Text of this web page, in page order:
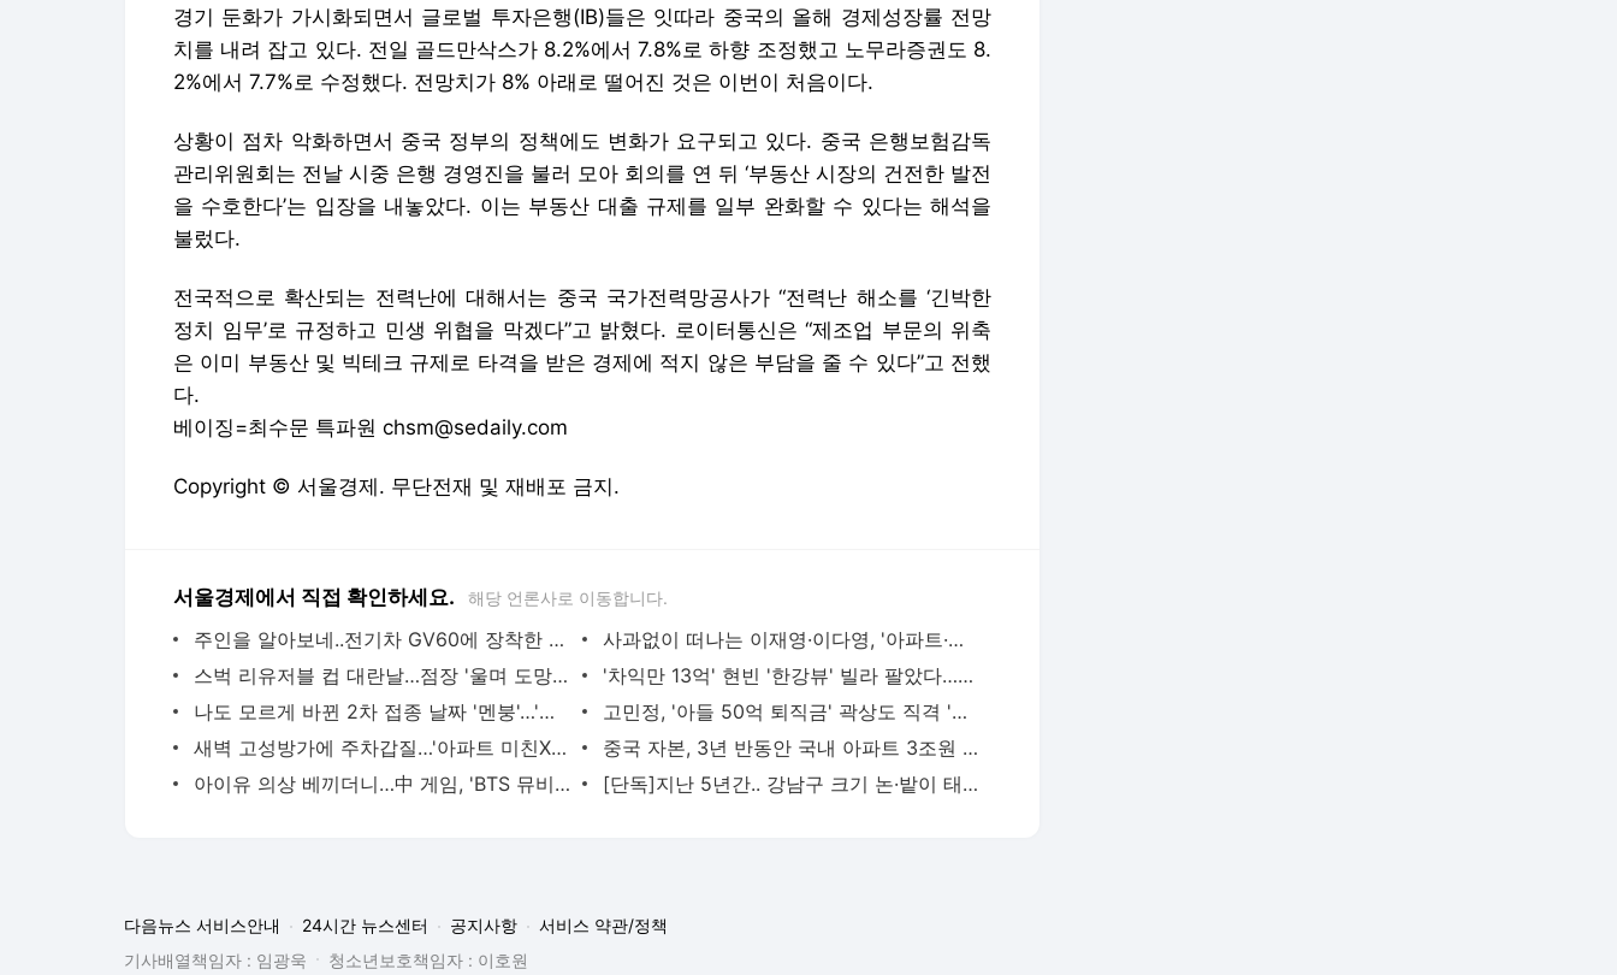
을 수호한다’는 입장을 내놓았다. 이는 부동산 대출 규제를 일부 완화할 수 있다는 해석을
불렀다.
정치 임무’로 규정하고 민생 위협을 막겠다”고 밝혔다. 로이터통신은 “제조업 부문의 위축
은 이미 부동산 및 빅테크 규제로 타격을 받은 경제에 적지 않은 부담을 줄 수 있다”고 전했
다.
베이징=최수문 특파원 chsm@sedaily.com
Copyright © 서울경제. 무단전재 및 재배포 금지.
서울경제에서 직접 확인하세요.
스벅 리유저블 컵 대란날…점장 '울며 도망치고 싶었다'
아이유 의상 베끼더니…中 게임, 'BTS 뮤비 한복' 무단 도용
청소년보호책임자 : 이호원